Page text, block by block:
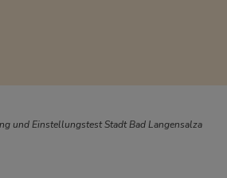
und Einstellungstest Stadt Bad Langensalza